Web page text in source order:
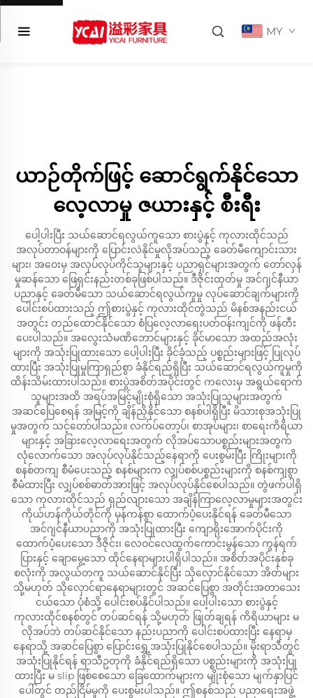
MY
ယာဉ်တိုက်ဖြင့် ဆောင်ရွက်နိုင်သော
လေ့လာမှု ဇယားနှင့် စီးရီး
ပေါ့ပါးပြီး သယ်ဆောင်ရလွယ်ကူသော စားပွဲနှင့် ကုလားထိုင်သည်
အလုပ်တာဝန်များကို ပြောင်းလဲနိုင်မှုလိုအပ်သည့် ခေတ်မီကျောင်းသား
များ၊ အဝေးမှ အလုပ်လုပ်ကိုင်သူများနှင့် ပညာရှင်များအတွက် တော်လှန်
မှုဆန်သော ဖြေရှင်းနည်းတစ်ခုဖြစ်ပါသည်။ ဒီဇိုင်းထုတ်မှု အင်ဂျင်နီယာ
ပညာနှင့် ခေတ်မီသော သယ်ဆောင်ရလွယ်ကူမှု လုပ်ဆောင်ချက်များကို
ပေါင်းစပ်ထားသည့် ဤစားပွဲနှင့် ကုလားထိုင်တွဲသည် မိနစ်အနည်းငယ်
အတွင်း တည်ထောင်နိုင်သော စံပြလေ့လာရေးပတ်ဝန်းကျင်ကို ဖန်တီး
ပေးပါသည်။ အလွေးသံမဏိဘောင်များနှင့် ခိုင်မာသော အထည်အလုံး
များကို အသုံးပြုထားသော ပေါ့ပါးပြီး ခိုင်ခံ့သည့် ပစ္စည်းများဖြင့် ပြုလုပ်
ထားပြီး အသုံးပြုမှုကြာရှည်စွာ ခံနိုင်ရည်ရှိပြီး သယ်ဆောင်ရလွယ်ကူမှုကို
ထိန်းသိမ်းထားပါသည်။ စားပွဲအစိတ်အပိုင်းတွင် ကလေးမှ အရွယ်ရောက်
သူများအထိ အရပ်အမြင့်မျိုးစုံရှိသော အသုံးပြုသူများအတွက်
အဆင်ပြေစေရန် အမြင့်ကို ချိန်ညှိနိုင်သော စနစ်ပါရှိပြီး မိသားစုအသုံးပြု
မှုအတွက် သင့်တော်ပါသည်။ လက်ပ်တော့ပ်၊ စာအုပ်များ၊ စာရေးကိရိယာ
များနှင့် အခြားလေ့လာရေးအတွက် လိုအပ်သောပစ္စည်းများအတွက်
လုံလောက်သော အလုပ်လုပ်နိုင်သည့်နေရာကို ပေးစွမ်းပြီး ကြိုးများကို
စနစ်တကျ စီမံပေးသည့် စနစ်များက လျှပ်စစ်ပစ္စည်းများကို စနစ်ကျစွာ
စီမံထားပြီး လျှပ်စစ်ဓာတ်အားဖြင့် အလုပ်လုပ်နိုင်စေပါသည်။ တွဲဖက်ပါရှိ
သော ကုလားထိုင်သည် ရှည်လျားသော အချိန်ကြာလေ့လာမှုများအတွင်း
ကိုယ်ဟန်ကိုယ်တိုင်ကို မှန်ကန်စွာ ထောက်ပံ့ပေးနိုင်ရန် ခေတ်မီသော
အင်ဂျင်နီယာပညာကို အသုံးပြုထားပြီး ကျောရိုးအောက်ပိုင်းကို
ထောက်ပံ့ပေးသော ဒီဇိုင်း၊ လေဝင်လေထွက်ကောင်းမွန်သော ကွန်ရက်
ပြားနှင့် ချောမွေ့သော ထိုင်နေရာများပါရှိပါသည်။ အစိတ်အပိုင်းနှစ်ခု
စလုံးကို အလွယ်တကူ သယ်ဆောင်နိုင်ပြီး သိုလှောင်နိုင်သော အိတ်များ
သို့မဟုတ် သိုလှောင်ရာနေရာများတွင် အဆင်ပြေစွာ အတိုင်းအတာသေး
ငယ်သော ပုံစံသို့ ပေါင်းစပ်နိုင်ပါသည်။ ပေါ့ပါးသော စားပွဲနှင့်
ကုလားထိုင်စနစ်တွင် တပ်ဆင်ရန် သို့မဟုတ် ဖြုတ်ချရန် ကိရိယာများ မ
လိုအပ်ဘဲ တပ်ဆင်နိုင်သော နည်းပညာကို ပေါင်းစပ်ထားပြီး နေရာမှ
နေရာသို့ အဆင်ပြေစွာ ပြောင်းရွှေ့အသုံးပြုနိုင်စေပါသည်။ မိုးရာသီတွင်
အသုံးပြုနိုင်ရန် ရာသီဥတုကို ခံနိုင်ရည်ရှိသော ပစ္စည်းများကို အသုံးပြု
ထားပြီး မ slip ဖြစ်စေသော ခြေထောက်များက မျိုးစုံသော မျက်နှာပြင်
ပေါ်တွင် တည်ငြိမ်မှုကို ပေးစွမ်းပါသည်။ ဤစနစ်သည် ပညာရေးအဖွဲ့